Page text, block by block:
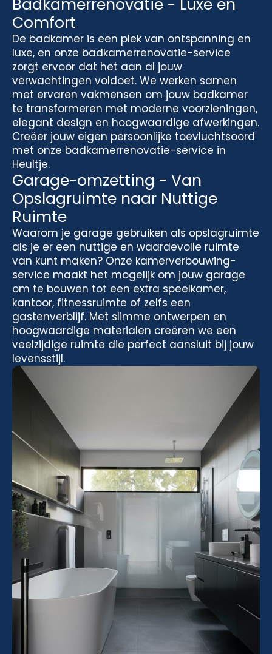
Badkamerrenovatie - Luxe en
Comfort
De badkamer is een plek van ontspanning en
luxe, en onze badkamerrenovatie-service
zorgt ervoor dat het aan al jouw
verwachtingen voldoet. We werken samen
met ervaren vakmensen om jouw badkamer
te transformeren met moderne voorzieningen,
elegant design en hoogwaardige afwerkingen.
Creëer jouw eigen persoonlijke toevluchtsoord
met onze badkamerrenovatie-service in
Heultje.
Garage-omzetting - Van
Opslagruimte naar Nuttige
Ruimte
Waarom je garage gebruiken als opslagruimte
als je er een nuttige en waardevolle ruimte
van kunt maken? Onze kamerverbouwing-
service maakt het mogelijk om jouw garage
om te bouwen tot een extra speelkamer,
kantoor, fitnessruimte of zelfs een
gastenverblijf. Met slimme ontwerpen en
hoogwaardige materialen creëren we een
veelzijdige ruimte die perfect aansluit bij jouw
levensstijl.